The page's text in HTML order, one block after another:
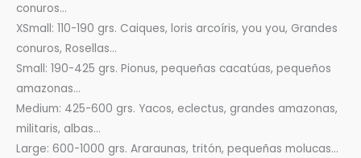
conuros…
XSmall: 110-190 grs. Caiques, loris arcoíris, you you, Grandes
conuros, Rosellas…
Small: 190-425 grs. Pionus, pequeñas cacatúas, pequeños
amazonas…
Medium: 425-600 grs. Yacos, eclectus, grandes amazonas,
militaris, albas…
Large: 600-1000 grs. Araraunas, tritón, pequeñas molucas…